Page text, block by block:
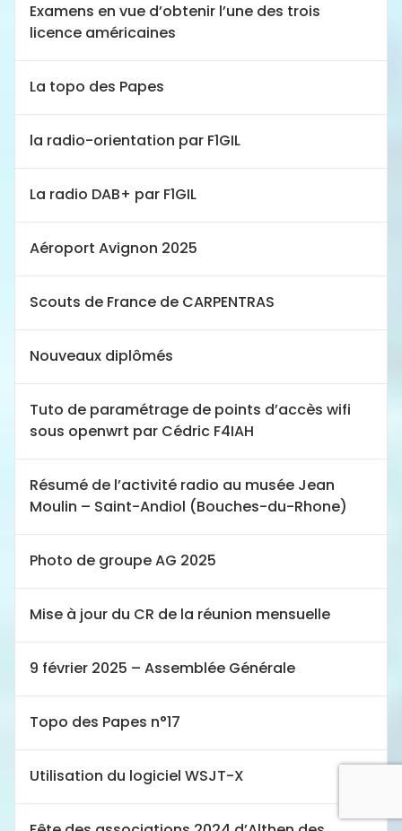
Examens en vue d’obtenir l’une des trois
licence américaines
La topo des Papes
la radio-orientation par F1GIL
La radio DAB+ par F1GIL
Aéroport Avignon 2025
Scouts de France de CARPENTRAS
Nouveaux diplômés
Tuto de paramétrage de points d’accès wifi
sous openwrt par Cédric F4IAH
Résumé de l’activité radio au musée Jean
Moulin – Saint-Andiol (Bouches-du-Rhone)
Photo de groupe AG 2025
Mise à jour du CR de la réunion mensuelle
9 février 2025 – Assemblée Générale
Topo des Papes n°17
Utilisation du logiciel WSJT-X